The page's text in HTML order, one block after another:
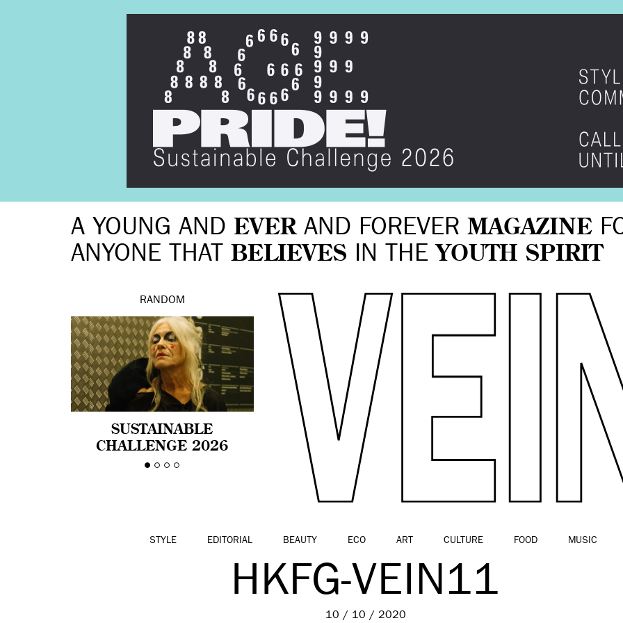
A YOUNG AND EVERAND FOREVER MAGAZINE
ANYONE THAT BELIEVES IN THE YOUTH SPIRIT
RANDOM
SUSTAINABLE
CHALLENGE 2026
CELEBRA LA
STYLE EDITORIAL BEAUTY ECO ART CULTURE FOOD MUSIC
HKFG-VEIN11
10 / 10 / 2020